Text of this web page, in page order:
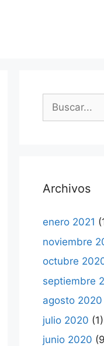
Buscar:
Archivos
enero 2021
noviembre
octubre
septiembre
agosto 2020
julio 2020 (1)
junio 2020